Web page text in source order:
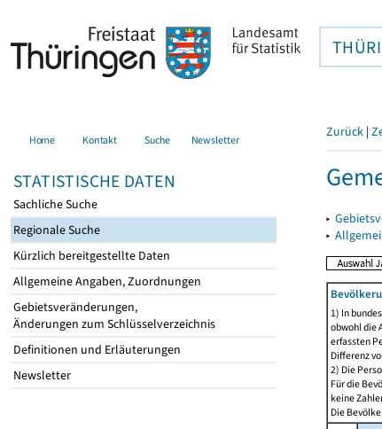
Home Kontakt Suche Newsletter
STATISTISCHE DATEN
Sachliche Suche
Regionale Suche
Kürzlich bereitgestellte Daten
Allgemeine Angaben, Zuordnungen
Gebietsveränderungen,
Änderungen zum Schlüsselverzeichnis
Definitionen und Erläuterungen
Newsletter
Zurück |
▸
▸
1) In
obwohl die
erfassten
Differenz
2) Die
Für die
keine
Die